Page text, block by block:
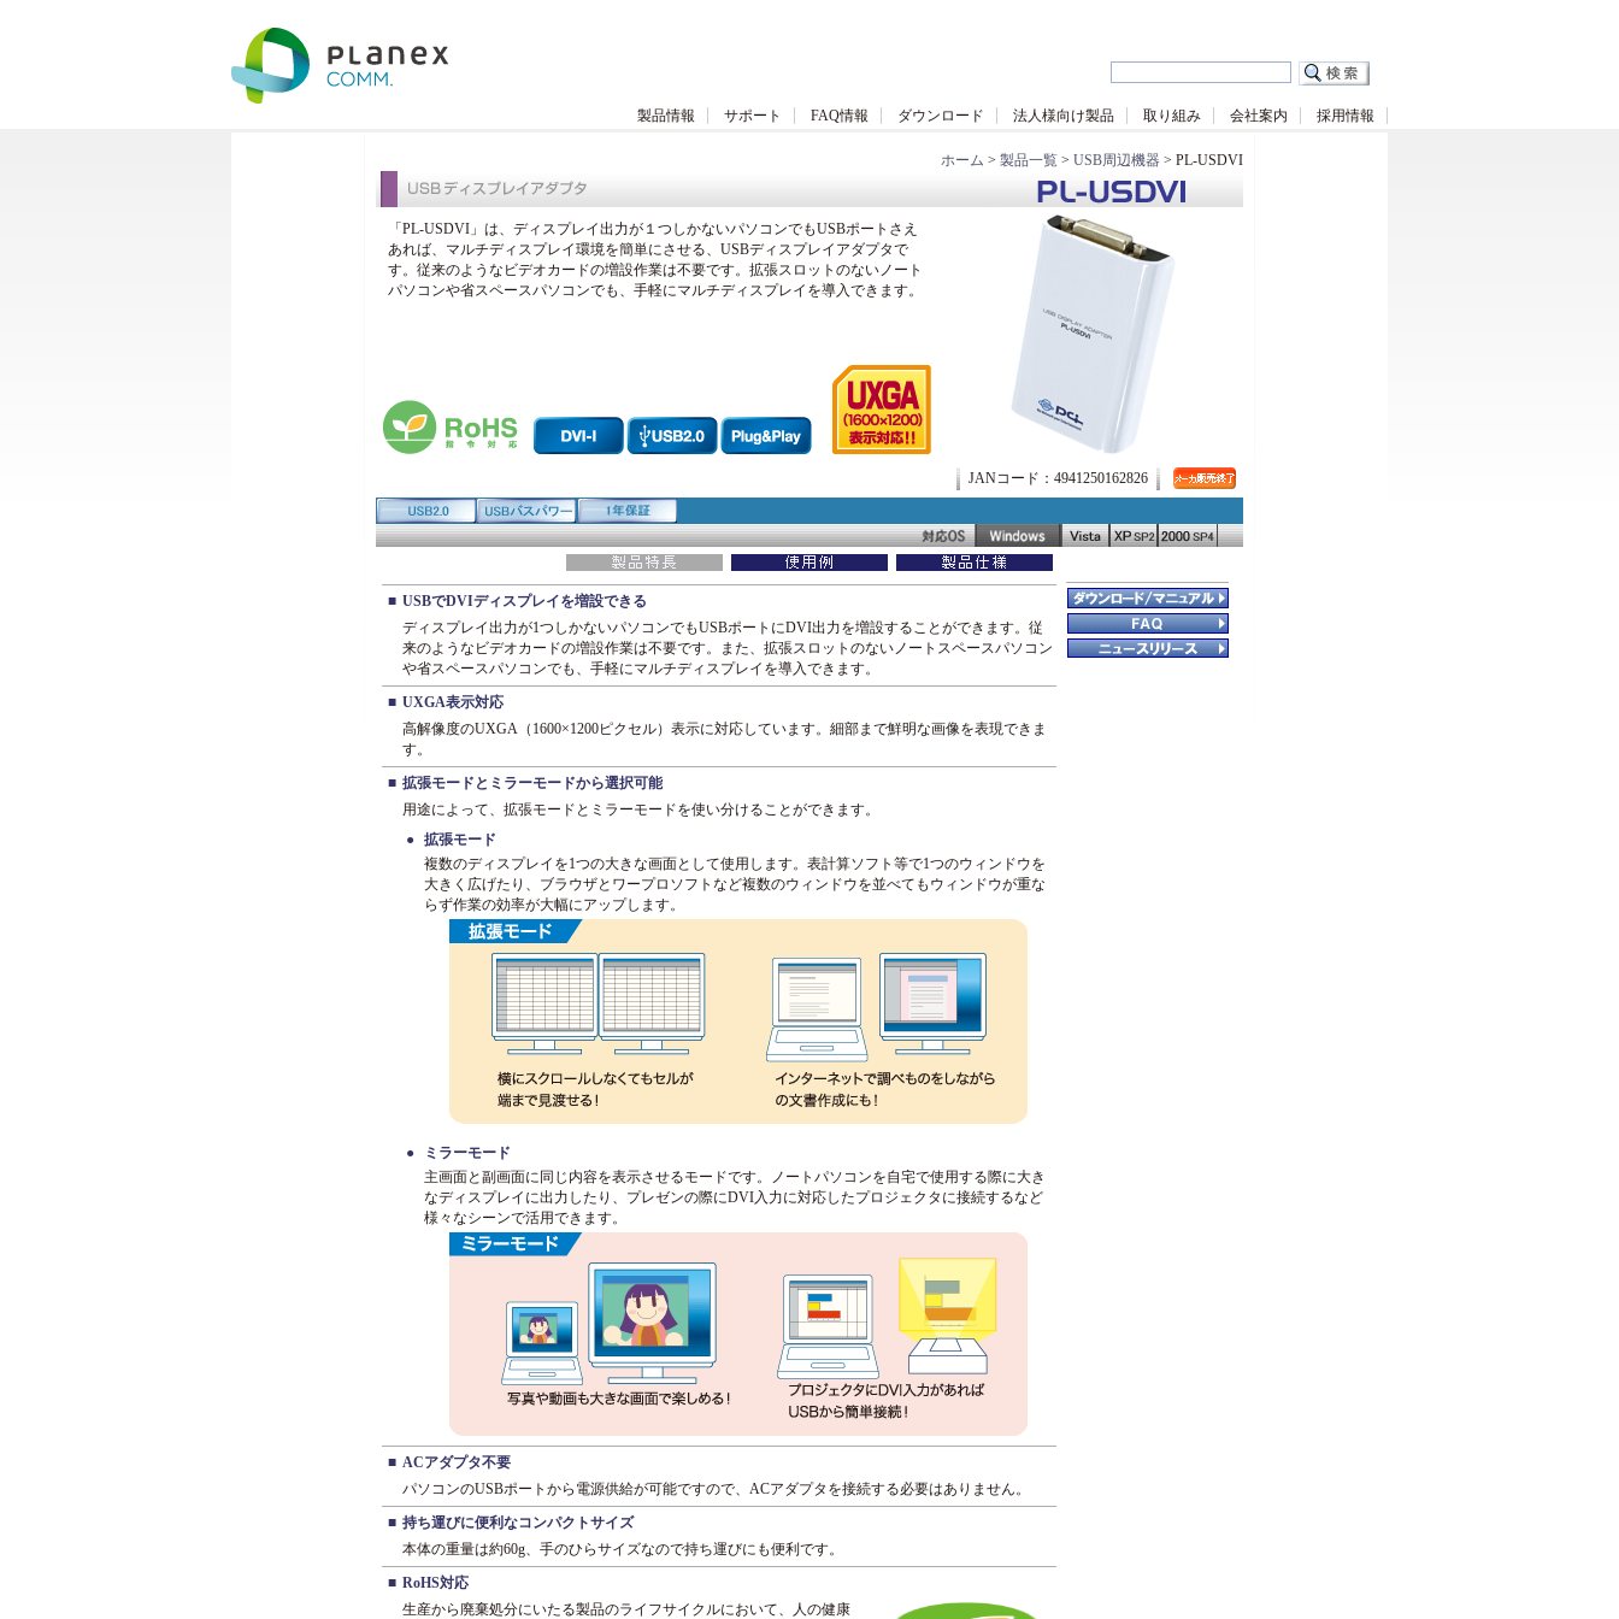
製品情報 サポート FAQ情報 ダウンロード 法人様向け製品 取り組み 会社案内 採用情報
ホーム > 製品一覧 > USB周辺機器 > PL-USDVI
「PL-USDVI」は、ディスプレイ出力が１つしかないパソコンでもUSBポートさえ
あれば、マルチディスプレイ環境を簡単にさせる、USBディスプレイアダプタで
す。従来のようなビデオカードの増設作業は不要です。拡張スロットのないノート
パソコンや省スペースパソコンでも、手軽にマルチディスプレイを導入できます。
JANコード：4941250162826
■ USBでDVIディスプレイを増設できる
ディスプレイ出力が1つしかないパソコンでもUSBポートにDVI出力を増設することができます。従
来のようなビデオカードの増設作業は不要です。また、拡張スロットのないノートスペースパソコン
や省スペースパソコンでも、手軽にマルチディスプレイを導入できます。
■ UXGA表示対応
高解像度のUXGA（1600×1200ピクセル）表示に対応しています。細部まで鮮明な画像を表現できま
す。
■ 拡張モードとミラーモードから選択可能
用途によって、拡張モードとミラーモードを使い分けることができます。
● 拡張モード
複数のディスプレイを1つの大きな画面として使用します。表計算ソフト等で1つのウィンドウを
大きく広げたり、ブラウザとワープロソフトなど複数のウィンドウを並べてもウィンドウが重な
らず作業の効率が大幅にアップします。
●
ミラーモード
主画面と副画面に同じ内容を表示させるモードです。ノートパソコンを自宅で使用する際に大き
なディスプレイに出力したり、プレゼンの際にDVI入力に対応したプロジェクタに接続するなど
様々なシーンで活用できます。
■ ACアダプタ不要
パソコンのUSBポートから電源供給が可能ですので、ACアダプタを接続する必要はありません。
■ 持ち運びに便利なコンパクトサイズ
本体の重量は約60g、手のひらサイズなので持ち運びにも便利です。
■ RoHS対応
生産から廃棄処分にいたる製品のライフサイクルにおいて、人の健康